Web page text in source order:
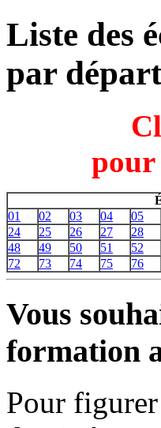
Liste des
par
pour
01
02 03 04 05
24
25 26 27 28
48
49 50 51 52
72
73 74 75 76
Vous
formation
Pour